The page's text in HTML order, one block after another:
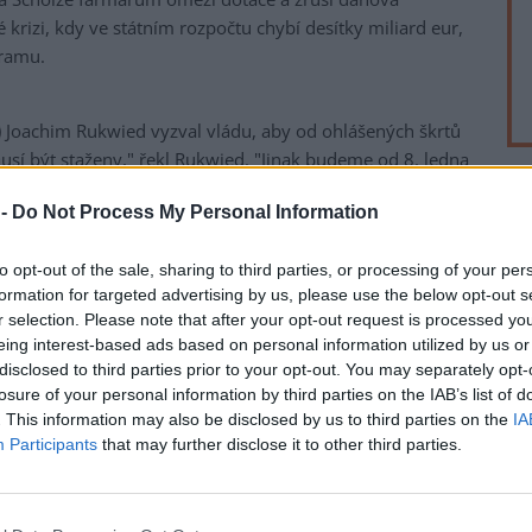
Do Not Process My Personal Information
opt-out of the sale, sharing to third parties, or processing of your
for targeted advertising by us, please use the below opt-out
selection. Please note that after your opt-out request is processed
interest-based ads based on personal information utilized by us
to third parties prior to your opt-out. You may separately
of your personal information by third parties on the IAB’s list of
This information may also be disclosed by us to third parties on the
Participants that may further disclose it to other third parties.
krizi, kdy ve státním rozpočtu chybí desítky miliard eur,
Joachim Rukwied vyzval vládu, aby od ohlášených škrtů
být staženy," řekl Rukwied. "Jinak budeme od 8. ledna
tak, jak dosud tato země nezažila," zdůraznil.
pořadatelů zúčastnilo až 10 000 lidí a německou
zemědělských strojů. Policie účast odhadla na zhruba
že se vláda rozhodla skončit s podporou nafty pro
vozidel pro zemědělství. Zemědělci mají dosud
ve výši 21,48 centu (5,4 Kč) za litr, nemusí tak platit
za litr. DBV tvrdí, že zrušení těchto výhod bude pro
miliardy eur (24,5 miliardy Kč).
farmářům na dnešní demonstraci řekl, že jejich
škrty takto tvrdé nebyly," řekl. Dodal, že šetřit je třeba,